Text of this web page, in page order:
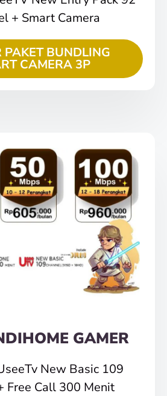
+ Smart Camera
PAKET BUNDLING
CAMERA 3P
GAMER
New Basic 109
Free Call 300 Menit